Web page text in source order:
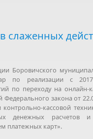
слаженных
Боровичского
по реализации с
по переходу на онлайн-
закона от
кассовой
денежных расчетов
платежных карт».